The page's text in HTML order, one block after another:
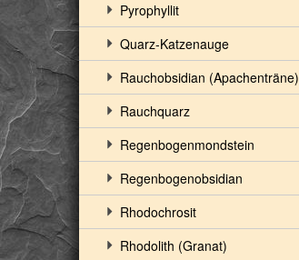
Pyrophyllit
Quarz-Katzenauge
Rauchobsidian (Apachenträne)
Rauchquarz
Regenbogenmondstein
Regenbogenobsidian
Rhodochrosit
Rhodolith (Granat)